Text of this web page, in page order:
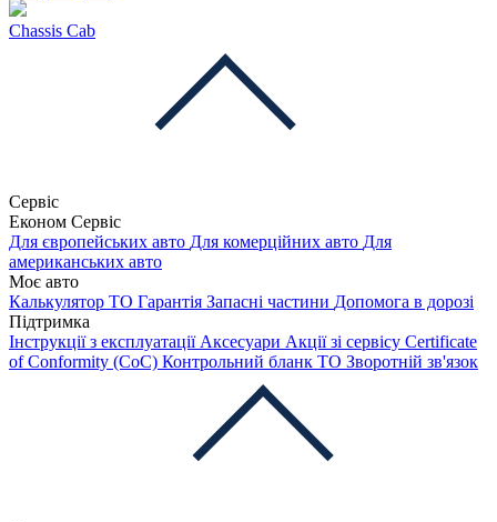
Chassis Cab
Сервіс
Економ Сервіс
Для європейських авто Для комерційних авто Для
американських авто
Моє авто
Калькулятор ТО Гарантія Запасні частини Допомога в дорозі
Підтримка
Інструкції з експлуатації Аксесуари Акції зі сервісу Certificate
of Conformity (CoC) Контрольний бланк ТО Зворотній зв'язок